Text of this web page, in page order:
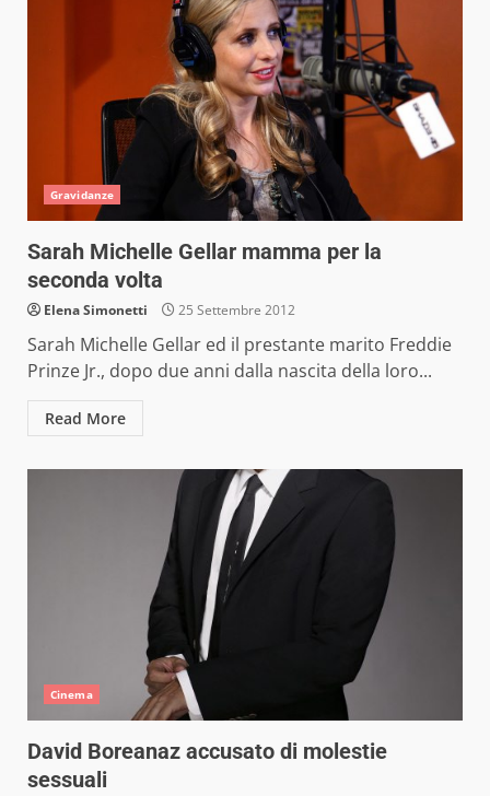
Gravidanze
Sarah Michelle Gellar mamma per la
seconda volta
Elena Simonetti 25 Settembre 2012
Sarah Michelle Gellar ed il prestante marito Freddie
Prinze Jr., dopo due anni dalla nascita della loro...
Read More
Cinema
David Boreanaz accusato di molestie
sessuali